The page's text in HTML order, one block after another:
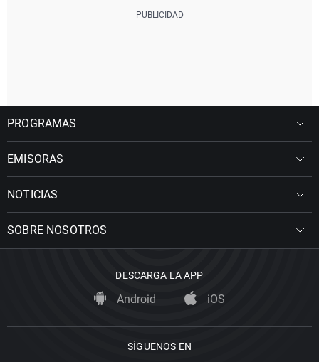
PROGRAMAS
EMISORAS
NOTICIAS
SOBRE NOSOTROS
DESCARGA LA APP
Android iOS
SÍGUENOS EN